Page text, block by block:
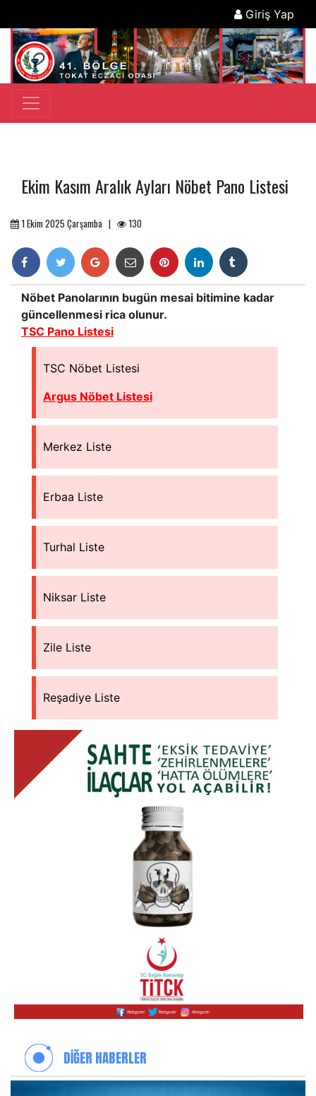
Giriş Yap
Ekim Kasım Aralık Ayları Nöbet Pano Listesi
1 Ekim 2025 Çarşamba | 130
Nöbet Panolarının bugün mesai bitimine kadar
güncellenmesi rica olunur.
TSC Pano Listesi
TSC Nöbet Listesi
Argus Nöbet Listesi
Merkez Liste
Erbaa Liste
Turhal Liste
Niksar Liste
Zile Liste
Reşadiye Liste
DİĞER HABERLER